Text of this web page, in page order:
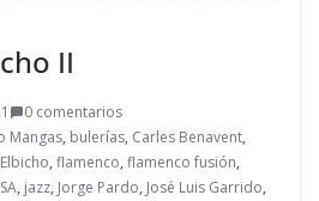
II
0 comentarios
Mangas, bulerías, Carles Benavent,
Elbicho, flamenco, flamenco fusión,
, jazz, Jorge Pardo, José Luis Garrido,